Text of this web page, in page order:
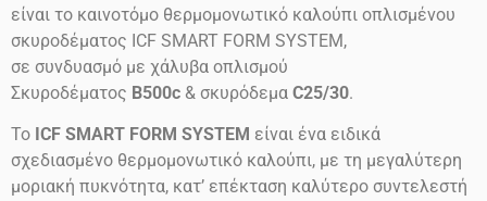
είναι το καινοτόμο θερμομονωτικό καλούπι οπλισμένου
σκυροδέματος ICF SMART FORM SYSTEM,
σε συνδυασμό με χάλυβα οπλισμού
Σκυροδέματος B500c & σκυρόδεμα C25/30.
Το ICF SMART FORM SYSTEM είναι ένα ειδικά
σχεδιασμένο θερμομονωτικό καλούπι, με τη μεγαλύτερη
μοριακή πυκνότητα, κατ’ επέκταση καλύτερο συντελεστή